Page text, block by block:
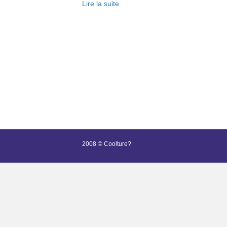
Lire la suite
2008 © Coolture?